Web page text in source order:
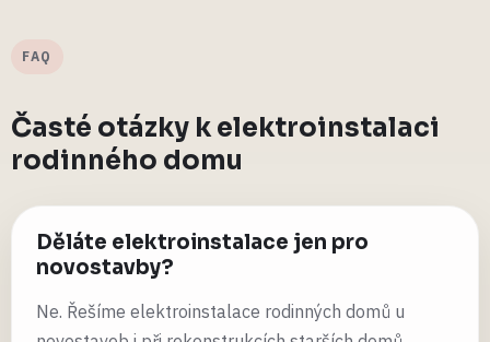
FAQ
Časté otázky k elektroinstalaci
rodinného domu
Děláte elektroinstalace jen pro
novostavby?
Ne. Řešíme elektroinstalace rodinných domů u